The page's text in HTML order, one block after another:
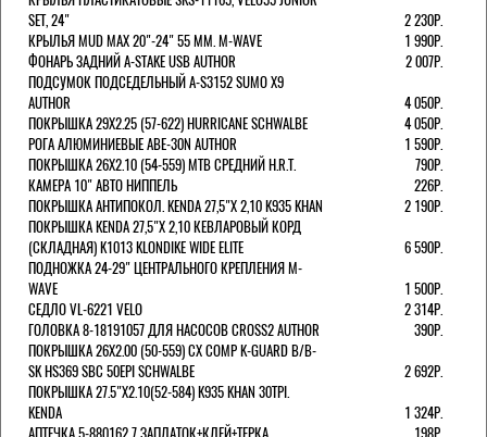
SET, 24"
2 230Р.
КРЫЛЬЯ MUD MAX 20"-24" 55 ММ. M-WAVE
1 990Р.
ФОНАРЬ ЗАДНИЙ A-STAKE USB AUTHOR
2 007Р.
ПОДСУМОК ПОДСЕДЕЛЬНЫЙ A-S3152 SUMO X9
AUTHOR
4 050Р.
ПОКРЫШКА 29X2.25 (57-622) HURRICANE SCHWALBE
4 050Р.
РОГА АЛЮМИНИЕВЫЕ ABE-30N AUTHOR
1 590Р.
ПОКРЫШКА 26X2.10 (54-559) MTB СРЕДНИЙ H.R.T.
790Р.
КАМЕРА 10" АВТО НИППЕЛЬ
226Р.
ПОКРЫШКА АНТИПОКОЛ. KENDA 27,5"Х 2,10 K935 KHAN
2 190Р.
ПОКРЫШКА KENDA 27,5"Х 2,10 КЕВЛАРОВЫЙ КОРД
(СКЛАДНАЯ) K1013 KLONDIKE WIDE ELITE
6 590Р.
ПОДНОЖКА 24-29" ЦЕНТРАЛЬНОГО КРЕПЛЕНИЯ M-
WAVE
1 500Р.
СЕДЛО VL-6221 VELO
2 314Р.
ГОЛОВКА 8-18191057 ДЛЯ НАСОСОВ CROSS2 AUTHOR
390Р.
ПОКРЫШКА 26X2.00 (50-559) CX COMP K-GUARD B/B-
SK HS369 SBC 50EPI SCHWALBE
2 692Р.
ПОКРЫШКА 27.5"Х2.10(52-584) K935 KHAN 30TPI.
KENDA
1 324Р.
АПТЕЧКА 5-880162 7 ЗАПЛАТОК+КЛЕЙ+ТЕРКА
198Р.